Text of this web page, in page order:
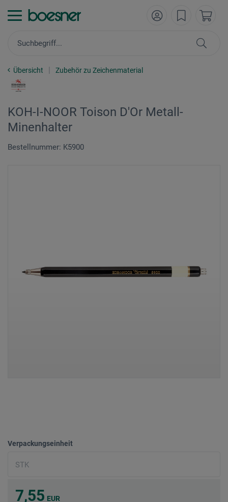
Übersicht Zubehör zu Zeichenmaterial
KOH-I-NOOR Toison D'Or Metall-
Minenhalter
Bestellnummer: K5900
Verpackungseinheit
7,55 EUR